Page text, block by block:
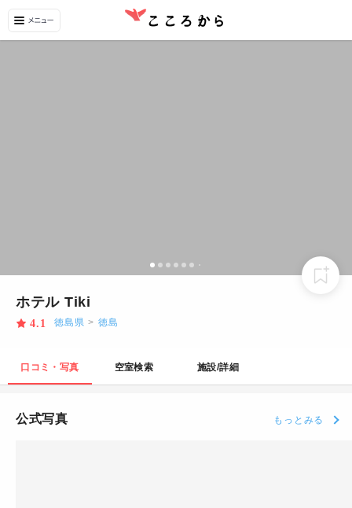
ホテル Tiki
4.1 徳島県 > 徳島
口コミ・写真 空室検索 施設/詳細
公式写真 もっとみる